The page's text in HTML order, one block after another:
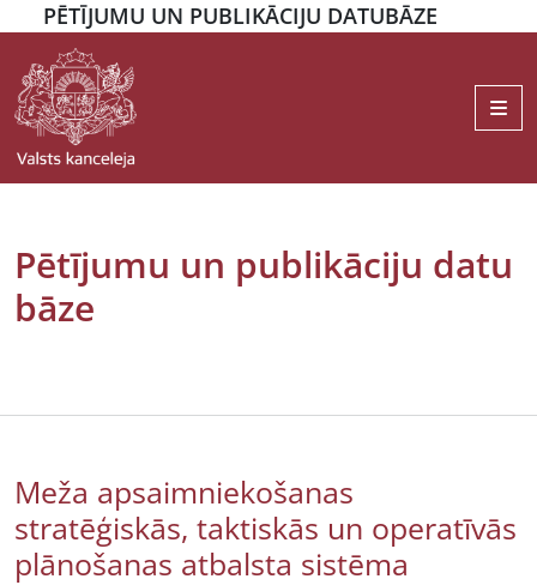
PĒTĪJUMU UN PUBLIKĀCIJU DATUBĀZE
Pētījumu un publikāciju datu
bāze
Meža apsaimniekošanas
stratēģiskās, taktiskās un operatīvās
plānošanas atbalsta sistēma